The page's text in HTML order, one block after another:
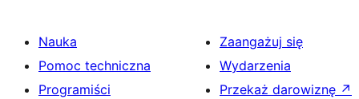
Nauka
Pomoc techniczna
Programiści
Zaangażuj się
Wydarzenia
Przekaż darowiznę ↗